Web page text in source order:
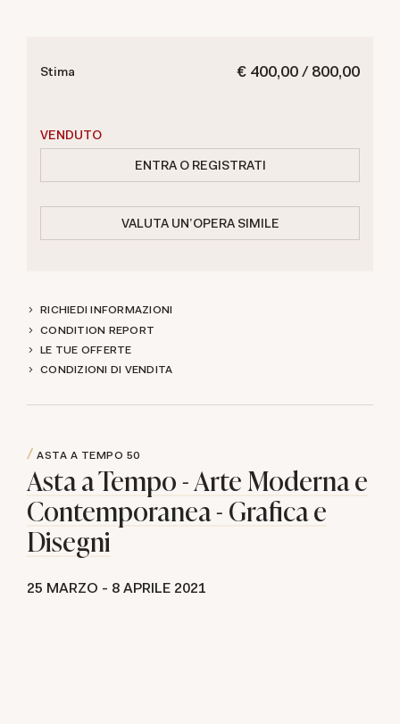
€ 400,00 / 800,00
Stima
VENDUTO
ENTRA O REGISTRATI
VALUTA UN'OPERA SIMILE
RICHIEDI INFORMAZIONI
CONDITION REPORT
LE TUE OFFERTE
CONDIZIONI DI VENDITA
ASTA A TEMPO 50
Asta a Tempo - Arte Moderna e
Contemporanea - Grafica e
Disegni
25 MARZO - 8 APRILE 2021